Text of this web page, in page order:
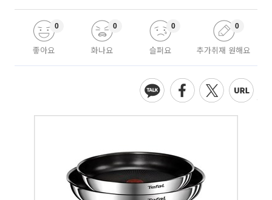
좋아요
0
화나요
0
슬퍼요
0
추가취재 원해요
0